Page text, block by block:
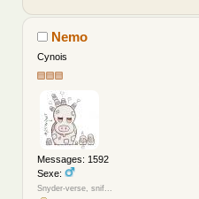
Nemo
Cynois
Messages: 1592
Sexe:
Snyder-verse, snif...